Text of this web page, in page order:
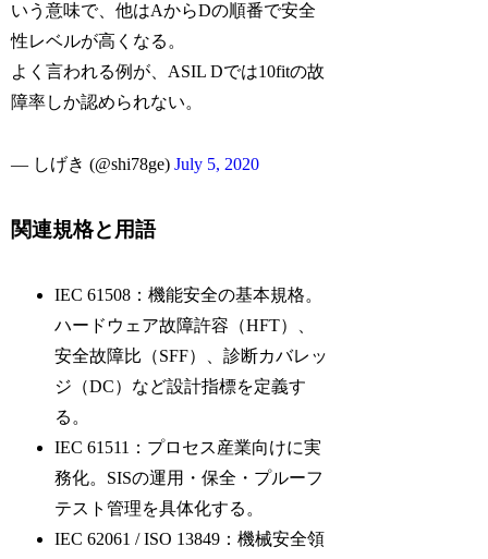
いう意味で、他はAからDの順番で安全
性レベルが高くなる。
よく言われる例が、ASIL Dでは10fitの故
障率しか認められない。
— しげき (@shi78ge)July 5, 2020
関連規格と用語
IEC 61508：機能安全の基本規格。
ハードウェア故障許容（HFT）、
安全故障比（SFF）、診断カバレッ
ジ（DC）など設計指標を定義す
る。
IEC 61511：プロセス産業向けに実
務化。SISの運用・保全・プルーフ
テスト管理を具体化する。
IEC 62061 / ISO 13849：機械安全領